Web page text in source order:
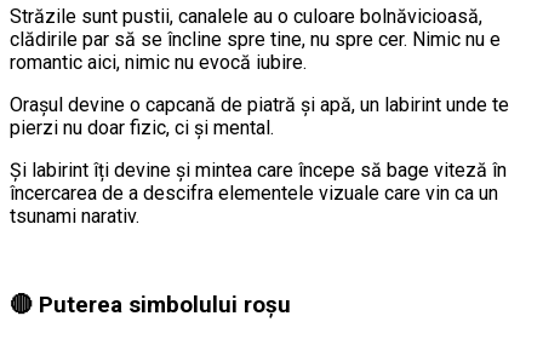
Străzile sunt pustii, canalele au o culoare bolnăvicioasă,
clădirile par să se încline spre tine, nu spre cer. Nimic nu e
romantic aici, nimic nu evocă iubire.
Orașul devine o capcană de piatră și apă, un labirint unde te
pierzi nu doar fizic, ci și mental.
Și labirint îți devine și mintea care începe să bage viteză în
încercarea de a descifra elementele vizuale care vin ca un
tsunami narativ.
🔴 Puterea simbolului roșu